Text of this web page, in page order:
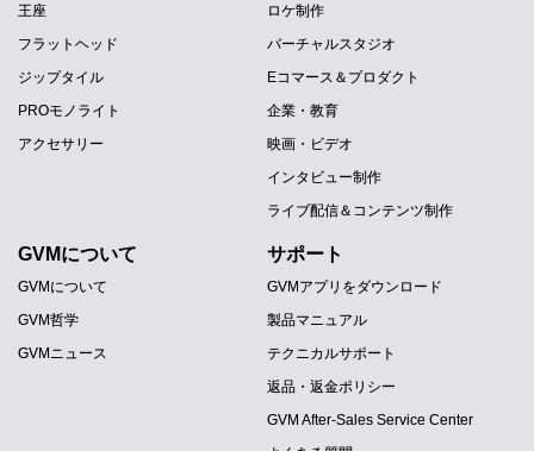
王座
フラットヘッド
ジップタイル
PROモノライト
アクセサリー
ロケ制作
バーチャルスタジオ
Eコマース＆プロダクト
企業・教育
映画・ビデオ
インタビュー制作
ライブ配信＆コンテンツ制作
GVMについて
GVMについて
GVM哲学
GVMニュース
サポート
GVMアプリをダウンロード
製品マニュアル
テクニカルサポート
返品・返金ポリシー
GVM After-Sales Service Center